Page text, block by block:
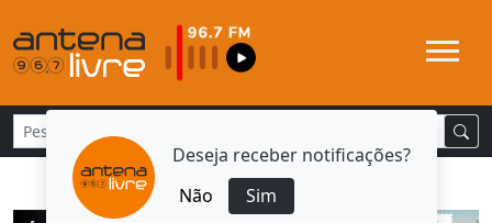
Deseja receber notificações?
Não
Sim